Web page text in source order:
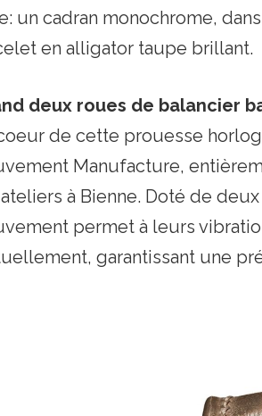
un cadran monochrome,
en alligator taupe brillant.
deux roues de balancier
de cette prouesse
Manufacture,
à Bienne. Doté de
permet à leurs
garantissant une